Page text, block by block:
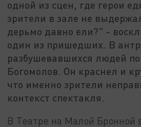
одной из сцен, где герои
зрители в зале не
дерьмо давно ели?" -
один из пришедших. В
разбушевавшихся людей
Богомолов. Он краснел и
что именно зрители
контекст спектакля.
В Театре на Малой Бронной